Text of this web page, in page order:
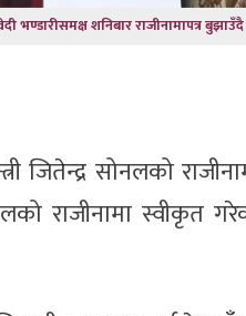
भण्डारीसमक्ष शनिबार राजीनामापत्र
जितेन्द्र सोनलको
राजीनामा स्वीकृत